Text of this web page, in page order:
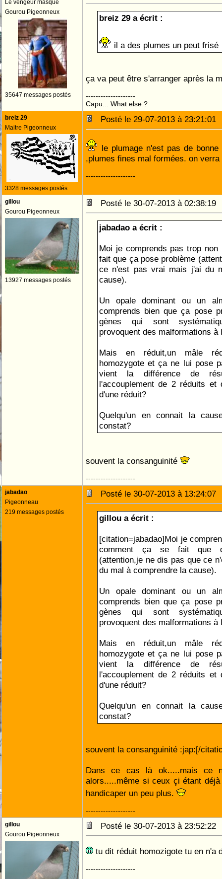
Le vengeur masqué
Gourou Pigeonneux
35647 messages postés
breiz 29 a écrit :
il a des plumes un peut frisé
ça va peut être s'arranger après la
--------------------
Capu... What else ?
breiz 29
Maitre Pigeonneux
3328 messages postés
Posté le 29-07-2013 à
le plumage n'est pas de
,plumes fines mal formées. on
--------------------
gillou
Gourou Pigeonneux
13927 messages postés
Posté le 30-07-2013 à
jabadao a écrit :
Moi je comprends pas trop
fait que ça pose problème
ce n'est pas vrai mais j'ai du
cause).
Un opale dominant ou un
comprends bien que ça pose
gènes qui sont
provoquent des malformations à
Mais en réduit,un mâle
homozygote et ça ne lui pose
vient la différence de
l'accouplement de 2 réduits et
d'une réduit?
Quelqu'un en connait la
constat?
souvent la consanguinité
--------------------
jabadao
Pigeonneau
219 messages postés
Posté le 30-07-2013 à
gillou a écrit :
[citation=jabadao]Moi je
comment ça se fait que
(attention,je ne dis pas que ce
du mal à comprendre la cause).
Un opale dominant ou un
comprends bien que ça pose
gènes qui sont
provoquent des malformations à
Mais en réduit,un mâle
homozygote et ça ne lui pose
vient la différence de
l'accouplement de 2 réduits et
d'une réduit?
Quelqu'un en connait la
constat?
souvent la consanguinité :jap:[/
Dans ce cas là ok.....mais ce
alors.....même si ceux çi étant
handicaper un peu plus.
--------------------
gillou
Gourou Pigeonneux
Posté le 30-07-2013 à
tu dit réduit homozigote tu en n'a
--------------------